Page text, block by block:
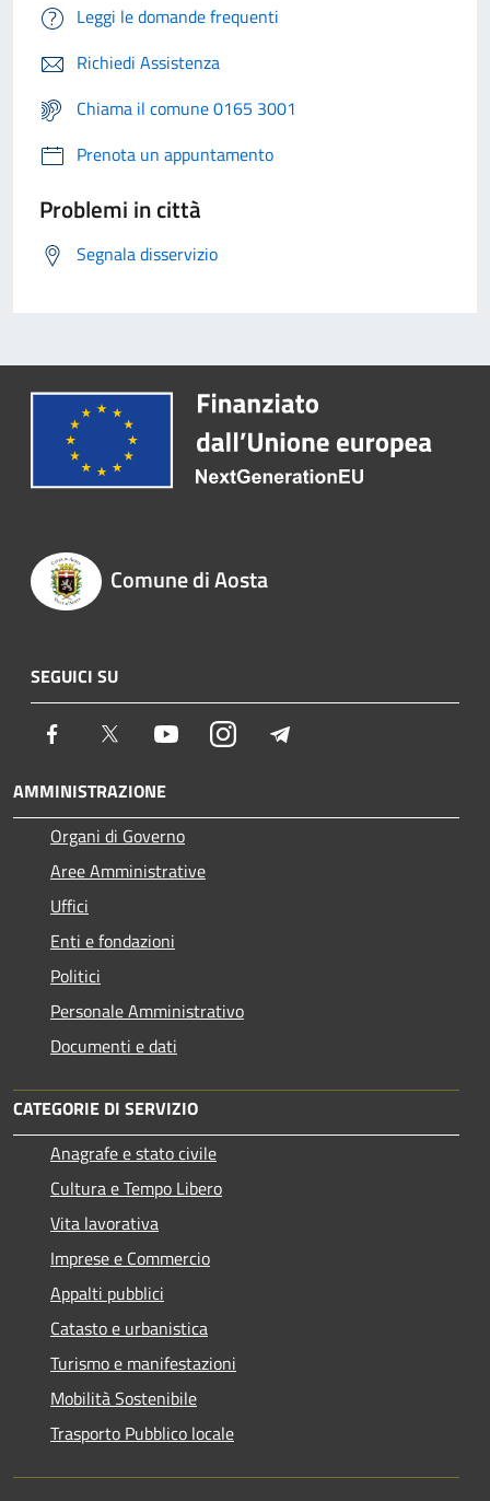
Leggi le domande frequenti
Richiedi Assistenza
Chiama il comune 0165 3001
Prenota un appuntamento
Problemi in città
Segnala disservizio
Comune di Aosta
SEGUICI SU
Facebook Twitter YoutubeInstagram
AMMINISTRAZIONE
Organi di Governo
Aree Amministrative
Uffici
Enti e fondazioni
Politici
Personale Amministrativo
Documenti e dati
CATEGORIE DI SERVIZIO
Anagrafe e stato civile
Cultura e Tempo Libero
Vita lavorativa
Imprese e Commercio
Appalti pubblici
Catasto e urbanistica
Turismo e manifestazioni
Mobilità Sostenibile
Trasporto Pubblico locale